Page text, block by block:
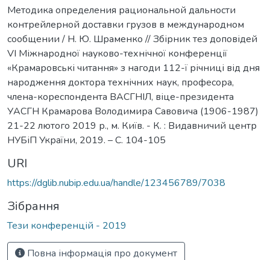
Методика определения рациональной дальности
контрейлерной доставки грузов в международном
сообщении / Н. Ю. Шраменко // Збірник тез доповідей
VI Міжнародної науково-технічної конференції
«Крамаровські читання» з нагоди 112-ї річниці від дня
народження доктора технічних наук, професора,
члена-кореспондента ВАСГНІЛ, віце-президента
УАСГН Крамарова Володимира Савовича (1906-1987)
21-22 лютого 2019 р., м. Київ. - К. : Видавничий центр
НУБіП України, 2019. – C. 104-105
URI
https://dglib.nubip.edu.ua/handle/123456789/7038
Зібрання
Тези конференцій - 2019
Повна інформація про документ